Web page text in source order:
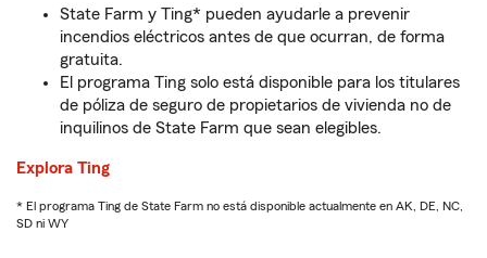
State Farm y Ting* pueden ayudarle a prevenir
incendios eléctricos antes de que ocurran, de forma
gratuita.
El programa Ting solo está disponible para los titulares
de póliza de seguro de propietarios de vivienda no de
inquilinos de State Farm que sean elegibles.
Explora Ting
* El programa Ting de State Farm no está disponible actualmente en AK, DE, NC,
SD ni WY